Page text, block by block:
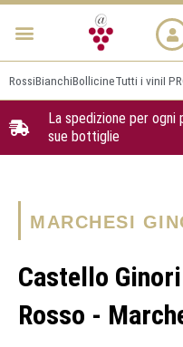
Vai
Menu
RossiBianchiBollicineTutti i viniI
La spedizione per
sue bottiglie
MARCHESI
Castello
Rosso -